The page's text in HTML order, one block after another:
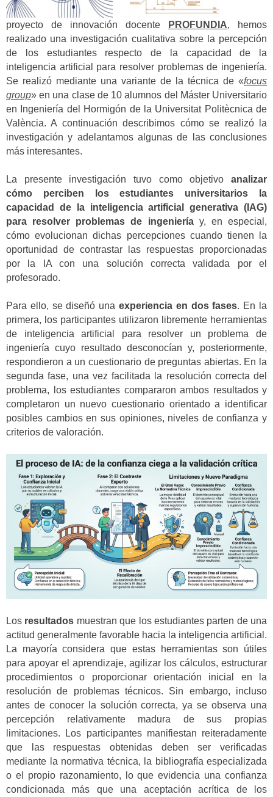
proyecto de innovación docente PROFUNDIA, hemos
realizado una investigación cualitativa sobre la percepción
de los estudiantes respecto de la capacidad de la
inteligencia artificial para resolver problemas de ingeniería.
Se realizó mediante una variante de la técnica de «focus
group» en una clase de 10 alumnos del Máster Universitario
en Ingeniería del Hormigón de la Universitat Politècnica de
València. A continuación describimos cómo se realizó la
investigación y adelantamos algunas de las conclusiones
más interesantes.
La presente investigación tuvo como objetivo analizar
cómo perciben los estudiantes universitarios la
capacidad de la inteligencia artificial generativa (IAG)
para resolver problemas de ingenieríay, en especial,
cómo evolucionan dichas percepciones cuando tienen la
oportunidad de contrastar las respuestas proporcionadas
por la IA con una solución correcta validada por el
profesorado.
Para ello, se diseñó una experiencia en dos fases. En la
primera, los participantes utilizaron libremente herramientas
de inteligencia artificial para resolver un problema de
ingeniería cuyo resultado desconocían y, posteriormente,
respondieron a un cuestionario de preguntas abiertas. En la
segunda fase, una vez facilitada la resolución correcta del
problema, los estudiantes compararon ambos resultados y
completaron un nuevo cuestionario orientado a identificar
posibles cambios en sus opiniones, niveles de confianza y
criterios de valoración.
Los resultados muestran que los estudiantes parten de una
actitud generalmente favorable hacia la inteligencia artificial.
La mayoría considera que estas herramientas son útiles
para apoyar el aprendizaje, agilizar los cálculos, estructurar
procedimientos o proporcionar orientación inicial en la
resolución de problemas técnicos. Sin embargo, incluso
antes de conocer la solución correcta, ya se observa una
percepción relativamente madura de sus propias
limitaciones. Los participantes manifiestan reiteradamente
que las respuestas obtenidas deben ser verificadas
mediante la normativa técnica, la bibliografía especializada
o el propio razonamiento, lo que evidencia una confianza
condicionada más que una aceptación acrítica de los